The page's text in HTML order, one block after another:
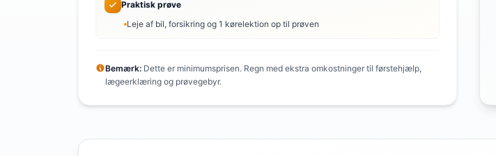
Praktisk prøve
Leje af bil, forsikring og 1 kørelektion op til prøven
Bemærk: Dette er minimumsprisen. Regn med ekstra omkostninger til førstehjælp,
lægeerklæring og prøvegebyr.